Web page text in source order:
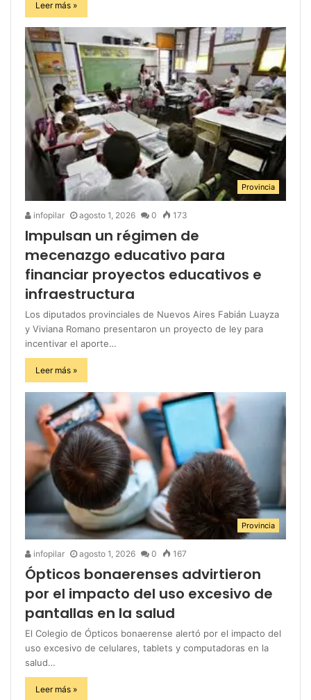
Leer más »
Provincia
infopilar agosto 1, 2026 0 173
Impulsan un régimen de
mecenazgo educativo para
financiar proyectos educativos e
infraestructura
Los diputados provinciales de Nuevos Aires Fabián Luayza
y Viviana Romano presentaron un proyecto de ley para
incentivar el aporte…
Leer más »
Provincia
infopilar agosto 1, 2026 0 167
Ópticos bonaerenses advirtieron
por el impacto del uso excesivo de
pantallas en la salud
El Colegio de Ópticos bonaerense alertó por el impacto del
uso excesivo de celulares, tablets y computadoras en la
salud…
Leer más »